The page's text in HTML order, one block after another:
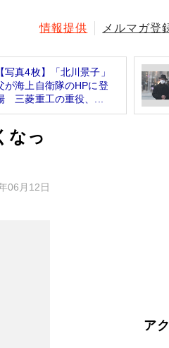
情報提供 メルマガ登
【写真4枚】「北川景子」
が海上自衛隊のHPに登
三菱重工の重役、...
なっ
06月12日
ア